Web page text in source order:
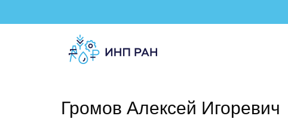
Громов Алексей Игоревич